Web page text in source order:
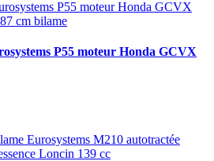
P55 moteur Honda GCVX